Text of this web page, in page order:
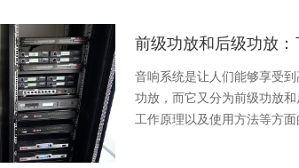
前级功放和后级功放
音响系统是让人们能够享受
功放，而它又分为前级功放
工作原理以及使用方法等方